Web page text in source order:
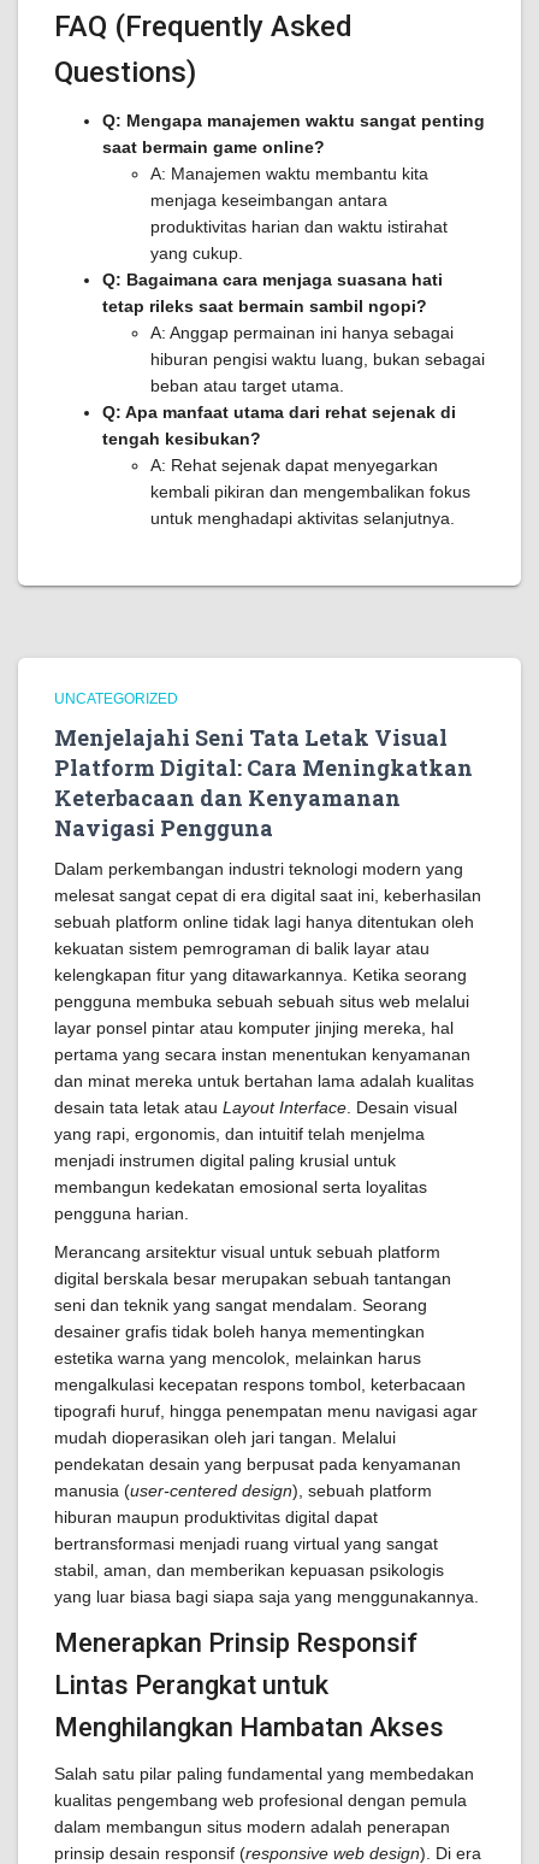
FAQ (Frequently Asked
Questions)
Q: Mengapa manajemen waktu sangat penting
saat bermain game online?
A: Manajemen waktu membantu kita
menjaga keseimbangan antara
produktivitas harian dan waktu istirahat
yang cukup.
Q: Bagaimana cara menjaga suasana hati
tetap rileks saat bermain sambil ngopi?
A: Anggap permainan ini hanya sebagai
hiburan pengisi waktu luang, bukan sebagai
beban atau target utama.
Q: Apa manfaat utama dari rehat sejenak di
tengah kesibukan?
A: Rehat sejenak dapat menyegarkan
kembali pikiran dan mengembalikan fokus
untuk menghadapi aktivitas selanjutnya.
UNCATEGORIZED
Menjelajahi Seni Tata Letak Visual
Platform Digital: Cara Meningkatkan
Keterbacaan dan Kenyamanan
Navigasi Pengguna
Dalam perkembangan industri teknologi modern yang
melesat sangat cepat di era digital saat ini, keberhasilan
sebuah platform online tidak lagi hanya ditentukan oleh
kekuatan sistem pemrograman di balik layar atau
kelengkapan fitur yang ditawarkannya. Ketika seorang
pengguna membuka sebuah sebuah situs web melalui
layar ponsel pintar atau komputer jinjing mereka, hal
pertama yang secara instan menentukan kenyamanan
dan minat mereka untuk bertahan lama adalah kualitas
desain tata letak atau Layout Interface . Desain visual
yang rapi, ergonomis, dan intuitif telah menjelma
menjadi instrumen digital paling krusial untuk
membangun kedekatan emosional serta loyalitas
pengguna harian.
Merancang arsitektur visual untuk sebuah platform
digital berskala besar merupakan sebuah tantangan
seni dan teknik yang sangat mendalam. Seorang
desainer grafis tidak boleh hanya mementingkan
estetika warna yang mencolok, melainkan harus
mengalkulasi kecepatan respons tombol, keterbacaan
tipografi huruf, hingga penempatan menu navigasi agar
mudah dioperasikan oleh jari tangan. Melalui
pendekatan desain yang berpusat pada kenyamanan
manusia (user-centered design), sebuah platform
hiburan maupun produktivitas digital dapat
bertransformasi menjadi ruang virtual yang sangat
stabil, aman, dan memberikan kepuasan psikologis
yang luar biasa bagi siapa saja yang menggunakannya.
Menerapkan Prinsip Responsif
Lintas Perangkat untuk
Menghilangkan Hambatan Akses
Salah satu pilar paling fundamental yang membedakan
kualitas pengembang web profesional dengan pemula
dalam membangun situs modern adalah penerapan
prinsip desain responsif (responsive web design). Di era